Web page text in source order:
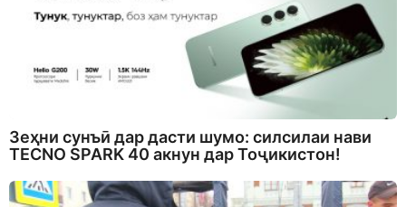
Зеҳни сунъӣ дар дасти шумо: силсилаи нави
TECNO SPARK 40 акнун дар Тоҷикистон!